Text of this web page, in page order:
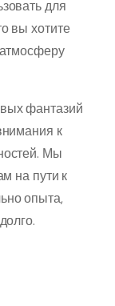
для
вы хотите
фантазий
к
Мы
на пути к
опыта,